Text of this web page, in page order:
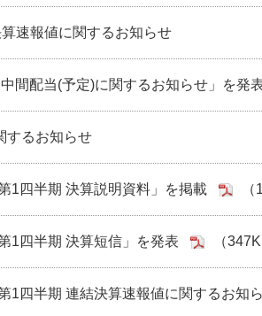
速報値に関するお知らせ
間配当(予定)に関するお知らせ」を発
するお知らせ
1四半期 決算説明資料」を掲載
1四半期 決算短信」を発表 （
1四半期 連結決算速報値に関するお知